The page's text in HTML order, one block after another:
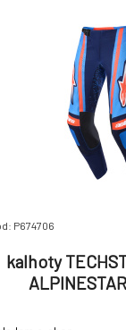
P674706
kalhoty